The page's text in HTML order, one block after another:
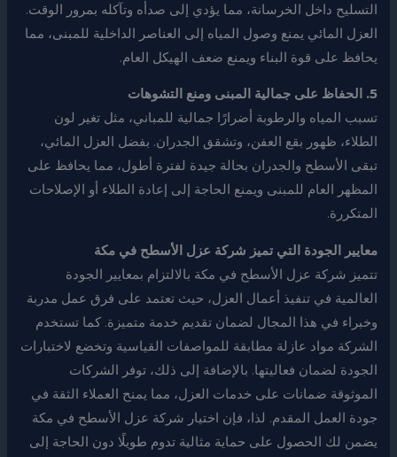
التسليح داخل الخرسانة، مما يؤدي إلى صدأه وتآكله بمرور الوقت.
العزل المائي يمنع وصول المياه إلى العناصر الداخلية للمبنى، مما
يحافظ على قوة البناء ويمنع ضعف الهيكل العام.
5. الحفاظ على جمالية المبنى ومنع التشوهات
تسبب المياه والرطوبة أضرارًا جمالية للمباني، مثل تغير لون
الطلاء، ظهور بقع العفن، وتشقق الجدران. بفضل العزل المائي،
تبقى الأسطح والجدران بحالة جيدة لفترة أطول، مما يحافظ على
المظهر العام للمبنى ويمنع الحاجة إلى إعادة الطلاء أو الإصلاحات
المتكررة.
معايير الجودة التي تميز شركة عزل الأسطح في مكة
تتميز شركة عزل الأسطح في مكة بالالتزام بمعايير الجودة
العالمية في تنفيذ أعمال العزل، حيث تعتمد على فرق عمل مدربة
وخبراء في هذا المجال لضمان تقديم خدمة متميزة. كما تستخدم
الشركة مواد عازلة مطابقة للمواصفات القياسية وتخضع لاختبارات
الجودة لضمان فعاليتها. بالإضافة إلى ذلك، توفر الشركات
الموثوقة ضمانات على خدمات العزل، مما يمنح العملاء الثقة في
جودة العمل المقدم. لذا، فإن اختيار شركة عزل الأسطح في مكة
يضمن لك الحصول على حماية مثالية تدوم طويلًا دون الحاجة إلى